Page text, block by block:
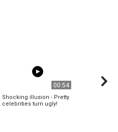
00:54
Shocking illusion - Pretty
celebrities turn ugly!